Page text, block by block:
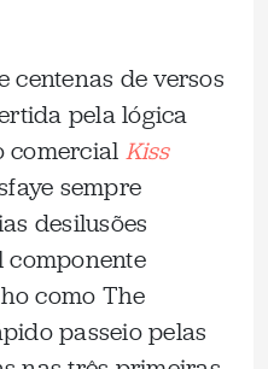
centenas de versos
pela lógica
comercial Kiss
sempre
desilusões
como The
passeio pelas